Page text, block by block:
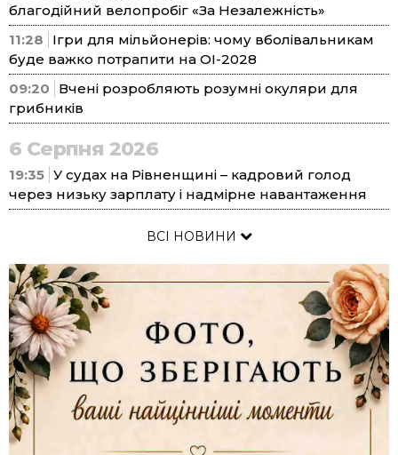
благодійний велопробіг «За Незалежність»
11:28
Ігри для мільйонерів: чому вболівальникам
буде важко потрапити на ОІ-2028
09:20
Вчені розробляють розумні окуляри для
грибників
6 Серпня 2026
19:35 У судах на Рівненщині – кадровий голод
через низьку зарплату і надмірне навантаження
ВСІ НОВИНИ